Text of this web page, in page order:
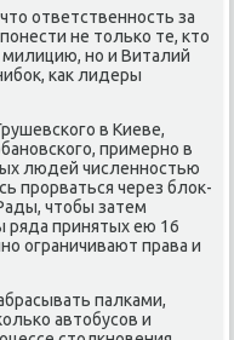
ответственность за
не только те, кто
милицию, но и Виталий
как лидеры
в Киеве,
примерно в
людей численностью
прорваться через блок-
чтобы затем
ряда принятых ею 16
ограничивают права и
палками,
автобусов и